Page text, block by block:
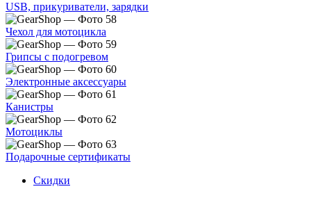
USB, прикуриватели, зарядки
Чехол для мотоцикла
Грипсы с подогревом
Электронные аксессуары
Канистры
Мотоциклы
Подарочные сертификаты
Скидки